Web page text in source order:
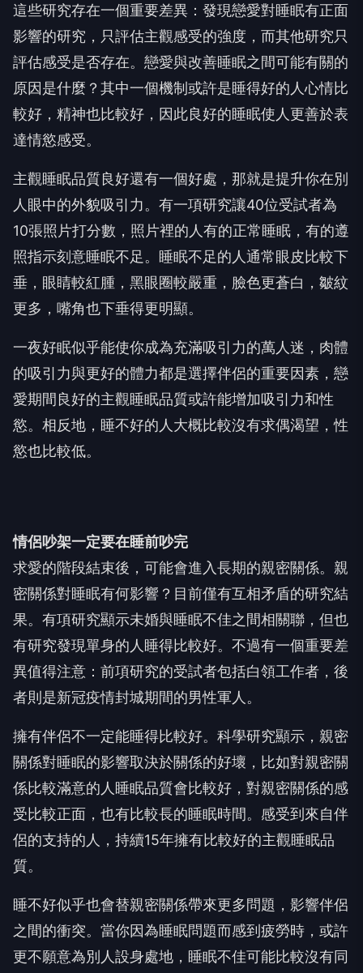
這些研究存在一個重要差異：發現戀愛對睡眠有正面
影響的研究，只評估主觀感受的強度，而其他研究只
評估感受是否存在。戀愛與改善睡眠之間可能有關的
原因是什麼？其中一個機制或許是睡得好的人心情比
較好，精神也比較好，因此良好的睡眠使人更善於表
達情慾感受。
主觀睡眠品質良好還有一個好處，那就是提升你在別
人眼中的外貌吸引力。有一項研究讓40位受試者為
10張照片打分數，照片裡的人有的正常睡眠，有的遵
照指示刻意睡眠不足。睡眠不足的人通常眼皮比較下
垂，眼睛較紅腫，黑眼圈較嚴重，臉色更蒼白，皺紋
更多，嘴角也下垂得更明顯。
一夜好眠似乎能使你成為充滿吸引力的萬人迷，肉體
的吸引力與更好的體力都是選擇伴侶的重要因素，戀
愛期間良好的主觀睡眠品質或許能增加吸引力和性
慾。相反地，睡不好的人大概比較沒有求偶渴望，性
慾也比較低。
情侶吵架一定要在睡前吵完
求愛的階段結束後，可能會進入長期的親密關係。親
密關係對睡眠有何影響？目前僅有互相矛盾的研究結
果。有項研究顯示未婚與睡眠不佳之間相關聯，但也
有研究發現單身的人睡得比較好。不過有一個重要差
異值得注意：前項研究的受試者包括白領工作者，後
者則是新冠疫情封城期間的男性軍人。
擁有伴侶不一定能睡得比較好。科學研究顯示，親密
關係對睡眠的影響取決於關係的好壞，比如對親密關
係比較滿意的人睡眠品質會比較好，對親密關係的感
受比較正面，也有比較長的睡眠時間。感受到來自伴
侶的支持的人，持續15年擁有比較好的主觀睡眠品
質。
睡不好似乎也會替親密關係帶來更多問題，影響伴侶
之間的衝突。當你因為睡眠問題而感到疲勞時，或許
更不願意為別人設身處地，睡眠不佳可能比較沒有同